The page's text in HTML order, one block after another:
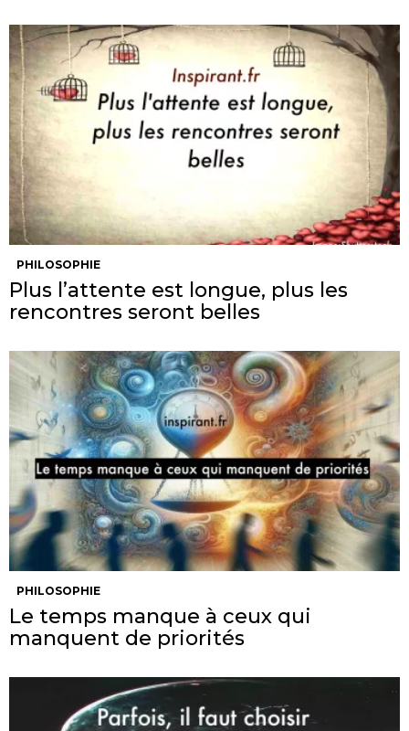
PHILOSOPHIE
Plus l’attente est longue, plus les
rencontres seront belles
PHILOSOPHIE
Le temps manque à ceux qui
manquent de priorités